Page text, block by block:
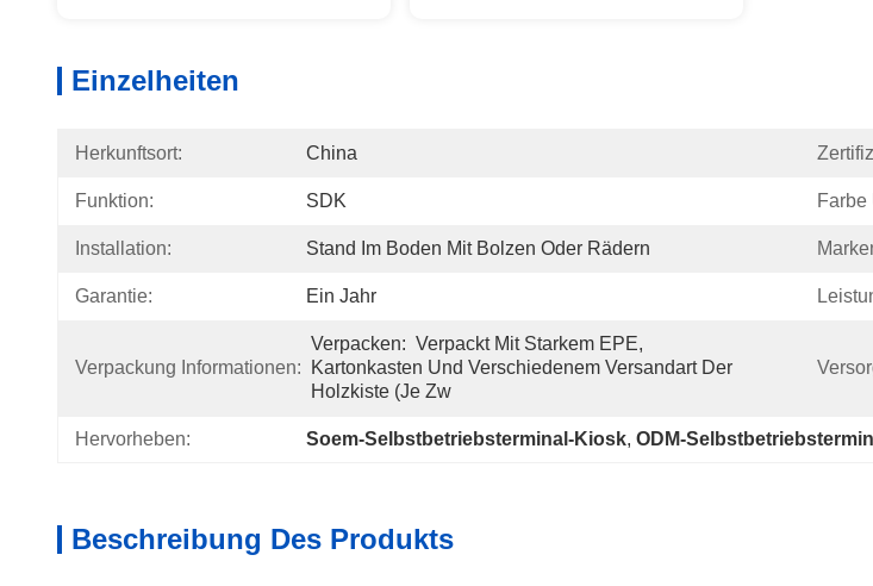
Einzelheiten
Herkunftsort: China
Funktion: SDK Farbe
Installation: Stand Im Boden Mit Bolzen Oder Rädern
Garantie: Ein Jahr
Verpackung Informationen:
Verpacken:  Verpackt Mit Starkem EPE,
Kartonkasten Und Verschiedenem Versandart Der
Holzkiste (je Zw
Hervorheben: Soem-Selbstbetriebsterminal-Kiosk, ODM-
Beschreibung Des Produkts